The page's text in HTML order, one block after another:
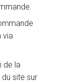
via
de la
site sur